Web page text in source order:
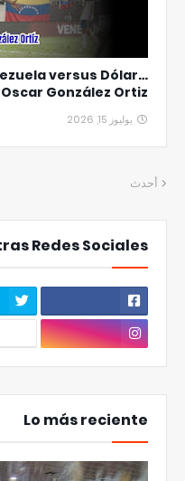
versus Dólar…
González Ortiz
يوليوز 15, 2026
أحدث
Redes Sociales
Lo más reciente